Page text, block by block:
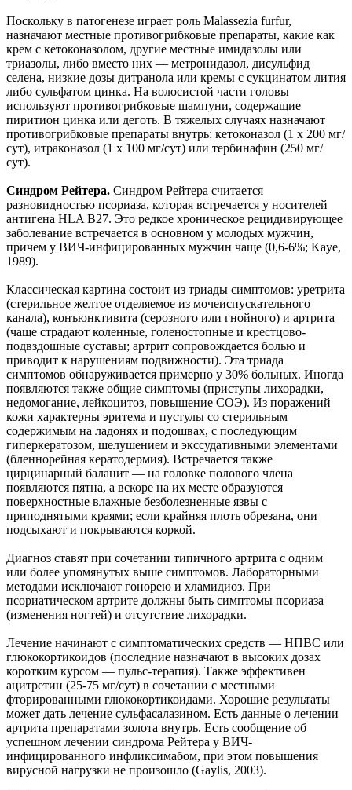
Поскольку в патогенезе играет роль Malassezia furfur,
назначают местные противогрибковые препараты, какие как
крем с кетоконазолом, другие местные имидазолы или
триазолы, либо вместо них — метронидазол, дисульфид
селена, низкие дозы дитранола или кремы с сукцинатом лития
либо сульфатом цинка. На волосистой части головы
используют противогрибковые шампуни, содержащие
пиритион цинка или деготь. В тяжелых случаях назначают
противогрибковые препараты внутрь: кетоконазол (1 x 200 мг/
сут), итраконазол (1 x 100 мг/сут) или тербинафин (250 мг/
сут).
Синдром Рейтера. Синдром Рейтера считается
разновидностью псориаза, которая встречается у носителей
антигена HLA B27. Это редкое хроническое рецидивирующее
заболевание встречается в основном у молодых мужчин,
причем у ВИЧ-инфицированных мужчин чаще (0,6-6%; Kaye,
1989).
Классическая картина состоит из триады симптомов: уретрита
(стерильное желтое отделяемое из мочеиспускательного
канала), конъюнктивита (серозного или гнойного) и артрита
(чаще страдают коленные, голеностопные и крестцово-
подвздошные суставы; артрит сопровождается болью и
приводит к нарушениям подвижности). Эта триада
симптомов обнаруживается примерно у 30% больных. Иногда
появляются также общие симптомы (приступы лихорадки,
недомогание, лейкоцитоз, повышение СОЭ). Из поражений
кожи характерны эритема и пустулы со стерильным
содержимым на ладонях и подошвах, с последующим
гиперкератозом, шелушением и экссудативными элементами
(бленнорейная кератодермия). Встречается также
цирцинарный баланит — на головке полового члена
появляются пятна, а вскоре на их месте образуются
поверхностные влажные безболезненные язвы с
приподнятыми краями; если крайняя плоть обрезана, они
подсыхают и покрываются коркой.
Диагноз ставят при сочетании типичного артрита с одним
или более упомянутых выше симптомов. Лабораторными
методами исключают гонорею и хламидиоз. При
псориатическом артрите должны быть симптомы псориаза
(изменения ногтей) и отсутствие лихорадки.
Лечение начинают с симптоматических средств — НПВС или
глюкокортикоидов (последние назначают в высоких дозах
коротким курсом — пульс-терапия). Также эффективен
ацитретин (25-75 мг/сут) в сочетании с местными
фторированными глюкокортикоидами. Хорошие результаты
может дать лечение сульфасалазином. Есть данные о лечении
артрита препаратами золота внутрь. Есть сообщение об
успешном лечении синдрома Рейтера у ВИЧ-
инфицированного инфликсимабом, при этом повышения
вирусной нагрузки не произошло (Gaylis, 2003).